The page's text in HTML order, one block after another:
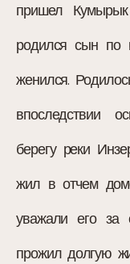
пришел
родился сын по
женился.
впоследствии
берегу реки
жил в отчем
уважали его за
прожил долгую